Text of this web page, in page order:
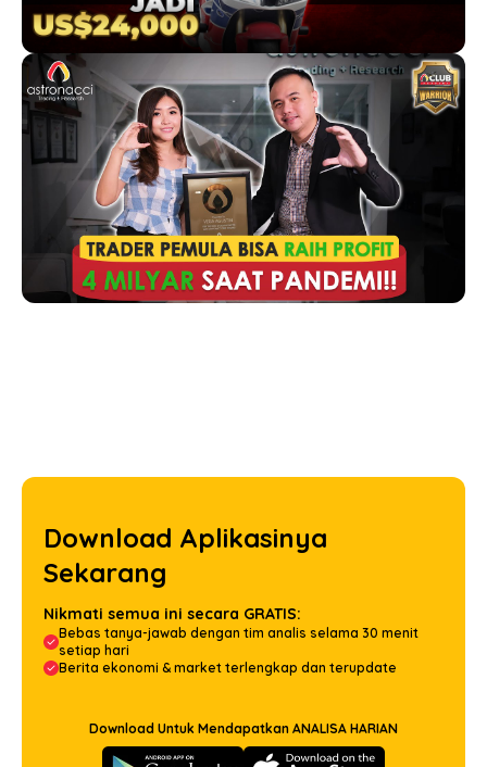
Download Aplikasinya
Sekarang
Nikmati semua ini secara GRATIS:
Bebas tanya-jawab dengan tim analis selama 30 menit
setiap hari
Berita ekonomi & market terlengkap dan terupdate
Download Untuk Mendapatkan ANALISA HARIAN